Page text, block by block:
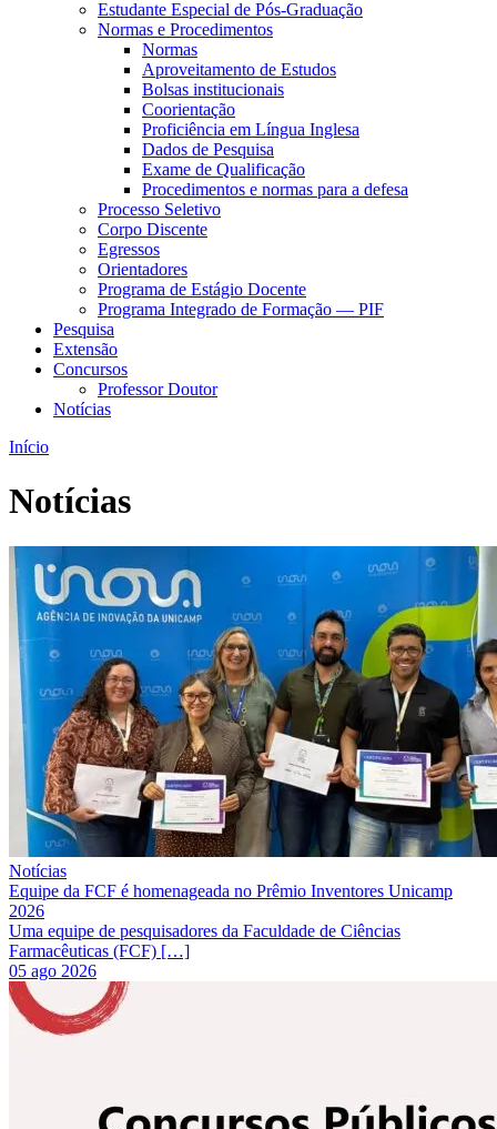
Estudante Especial de Pós-Graduação
Normas e Procedimentos
Normas
Aproveitamento de Estudos
Bolsas institucionais
Coorientação
Proficiência em Língua Inglesa
Dados de Pesquisa
Exame de Qualificação
Procedimentos e normas para a defesa
Processo Seletivo
Corpo Discente
Egressos
Orientadores
Programa de Estágio Docente
Programa Integrado de Formação — PIF
Pesquisa
Extensão
Concursos
Professor Doutor
Notícias
Início
Notícias
Notícias
Equipe da FCF é homenageada no Prêmio Inventores Unicamp
2026
Uma equipe de pesquisadores da Faculdade de Ciências
Farmacêuticas (FCF) […]
05 ago 2026